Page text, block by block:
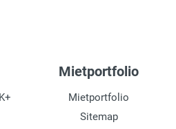
Mietportfolio
Mietportfolio
Sitemap